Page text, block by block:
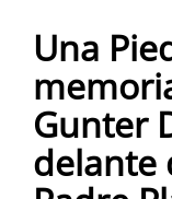
Una
Gunter
delante